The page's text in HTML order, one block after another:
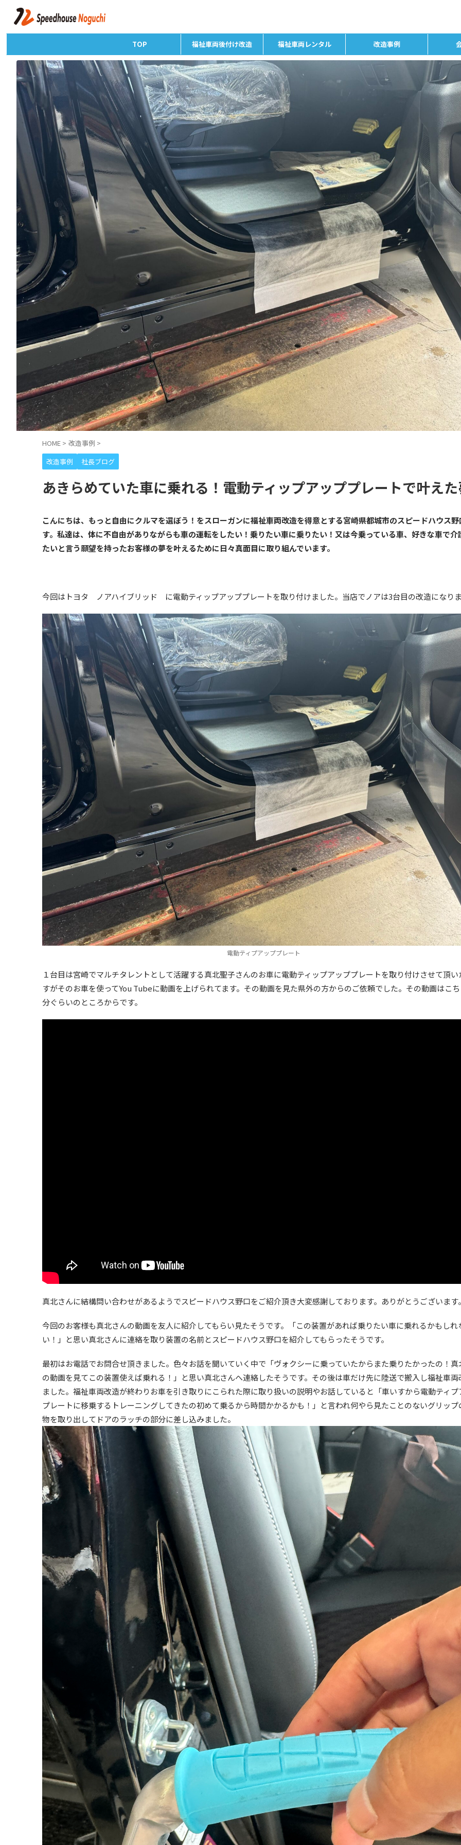
TOP 福祉車両後付け改造 福祉車両レンタル 改造事例
HOME > 改造事例 >
改造事例
社長ブログ
あきらめていた車に乗れる！電動ティップアッププレートで叶え
こんにちは、もっと自由にクルマを選ぼう！をスローガンに福祉車両改造を得意とする宮崎県都城市のスピードハウス野
す。私達は、体に不自由がありながらも車の運転をしたい！乗りたい車に乗りたい！又は今乗っている車、好きな車で介
たいと言う願望を持ったお客様の夢を叶えるために日々真面目に取り組んでいます。
今回はトヨタ ノアハイブリッド に電動ティップアッププレートを取り付けました。当店でノアは3台目の改造になりま
電動ティプアッププレート
１台目は宮崎でマルチタレントとして活躍する真北聖子さんのお車に電動ティップアッププレートを取り付けさせて頂い
すがそのお車を使ってYou Tubeに動画を上げられてます。その動画を見た県外の方からのご依頼でした。その動画はこち
分ぐらいのところからです。
真北さんに結構問い合わせがあるようでスピードハウス野口をご紹介頂き大変感謝しております。ありがとうございます。
今回のお客様も真北さんの動画を友人に紹介してもらい見たそうです。「この装置があれば乗りたい車に乗れるかもしれ
い！」と思い真北さんに連絡を取り装置の名前とスピードハウス野口を紹介してもらったそうです。
最初はお電話でお問合せ頂きました。色々お話を聞いていく中で「ヴォクシーに乗っていたからまた乗りたかったの！真
の動画を見てこの装置使えば乗れる！」と思い真北さんへ連絡したそうです。その後は車だけ先に陸送で搬入し福祉車両
ました。福祉車両改造が終わりお車を引き取りにこられた際に取り扱いの説明やお話していると「車いすから電動ティプ
プレートに移乗するトレーニングしてきたの初めて乗るから時間かかるかも！」と言われ何やら見たことのないグリップ
物を取り出してドアのラッチの部分に差し込みました。